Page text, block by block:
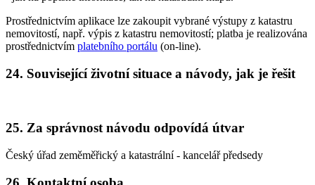
Prostřednictvím aplikace lze zakoupit vybrané výstupy z katastru
nemovitostí, např. výpis z katastru nemovitostí; platba je realizována
prostřednictvím platebního portálu (on-line).
24. Související životní situace a návody, jak je řešit
25. Za správnost návodu odpovídá útvar
Český úřad zeměměřický a katastrální - kancelář předsedy